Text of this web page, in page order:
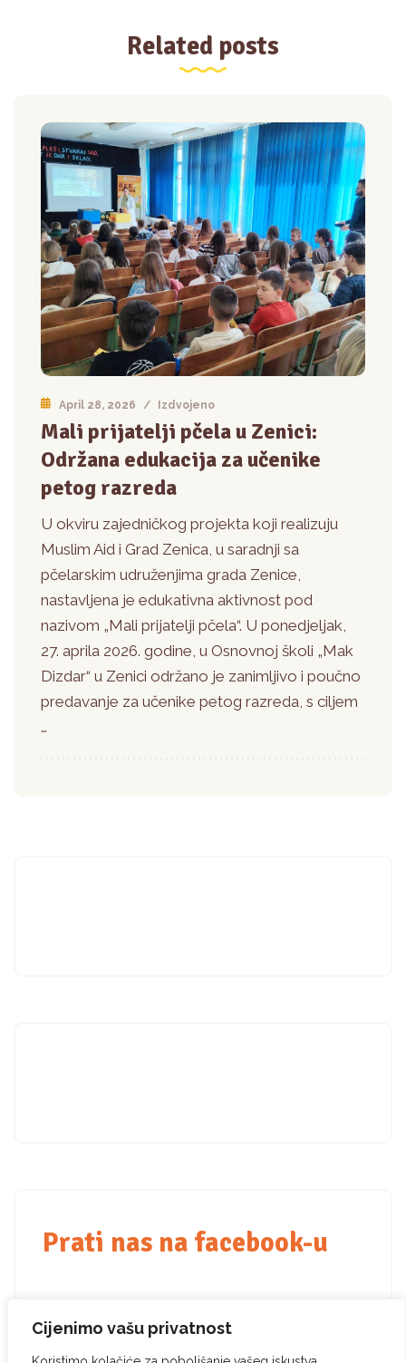
Cijenimo vašu privatnost
Related posts
April 28, 2026 / Izdvojeno
Mali prijatelji pčela u Zenici:
Održana edukacija za učenike
petog razreda
U okviru zajedničkog projekta koji realizuju
Muslim Aid i Grad Zenica, u saradnji sa
pčelarskim udruženjima grada Zenice,
nastavljena je edukativna aktivnost pod
nazivom „Mali prijatelji pčela“. U ponedjeljak,
27. aprila 2026. godine, u Osnovnoj školi „Mak
Dizdar“ u Zenici održano je zanimljivo i poučno
predavanje za učenike petog razreda, s ciljem
…
Prati nas na facebook-u